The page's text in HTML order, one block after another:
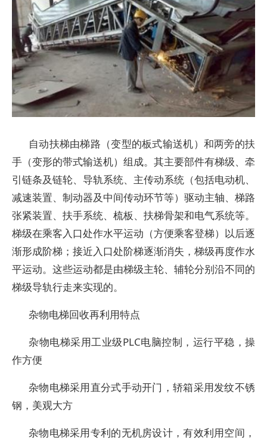
自动扶梯由梯路（变型的板式输送机）和两旁的扶
手（变形的带式输送机）组成。其主要部件有梯级、牵
引链条及链轮、导轨系统、主传动系统（包括电动机、
减速装置、制动器及中间传动环节等）驱动主轴、梯路
张紧装置、扶手系统、梳板、扶梯骨架和电气系统等。
梯级在乘客入口处作水平运动（方便乘客登梯）以后逐
渐形成阶梯；接近入口处阶梯逐渐消失，梯级再度作水
平运动。这些运动都是由梯级主轮、辅轮分别沿不同的
梯级导轨行走来实现的。
杂物电梯回收再利用特点
杂物电梯采用工业级PLC电脑控制，运行平稳，操
作方便
杂物电梯采用直分式手动开门，轿箱采用发纹不锈
钢，美观大方
杂物电梯采用专利的无机房设计，有效利用空间，